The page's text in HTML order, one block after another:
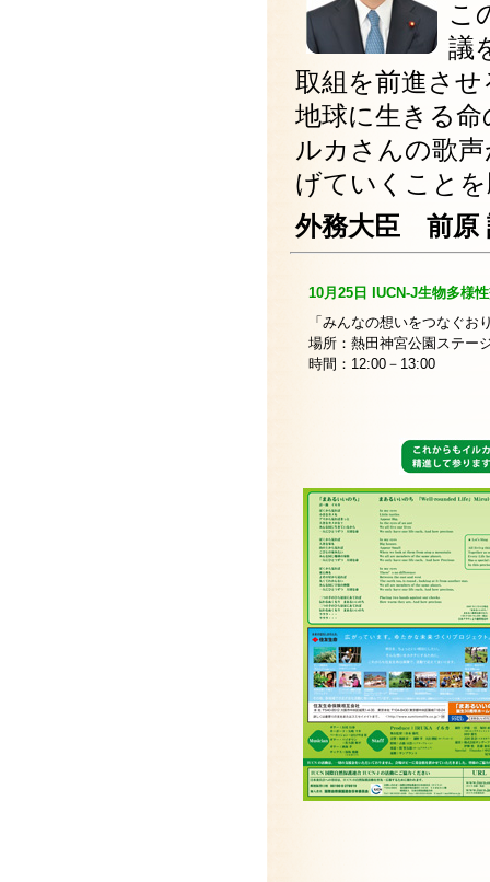
こ
議
取組を前進さ
地球に生きる
ルカさんの歌
げていくこと
外務大臣 前原
10月25日
IUCN-J生物多様
「みんなの想いをつなぐお
場所：熱田神宮公園ステー
時間：12:00－13:00